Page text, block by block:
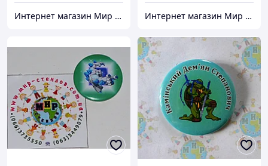
Интернет магазин Мир стендов. Товары из Украины Интернет магазин Мир стендов. Товары из Украины